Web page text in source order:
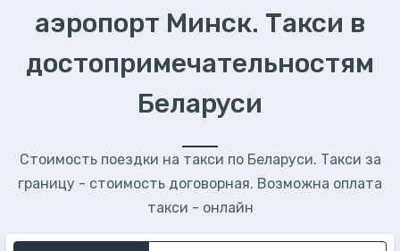
аэропорт Минск. Такси в
достопримечательностям
Беларуси
Стоимость поездки на такси по Беларуси. Такси за
границу - стоимость договорная. Возможна оплата
такси - онлайн